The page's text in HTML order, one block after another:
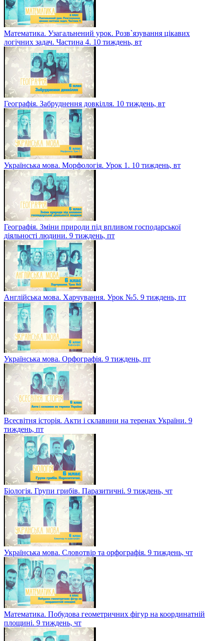
Математика. Узагальнений урок. Розв`язування цікавих
логічних задач. Частина 4. 10 тиждень, вт
Географія. Забруднення довкілля. 10 тиждень, вт
Українська мова. Морфологія. Урок 1. 10 тиждень, вт
Географія. Зміни природи під впливом господарської
діяльності людини. 9 тиждень, пт
Англійська мова. Харчування. Урок №5. 9 тиждень, пт
Українська мова. Орфографія. 9 тиждень, пт
Всесвітня історія. Акти і склавини на теренах України. 9
тиждень, пт
Біологія. Групи грибів. Паразитичні. 9 тиждень, чт
Українська мова. Словотвір та орфографія. 9 тиждень, чт
Математика. Побудова геометричних фігур на координатній
площині. 9 тиждень, чт